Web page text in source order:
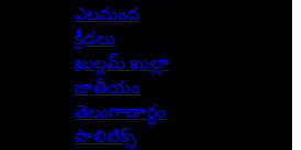
ఎలమంద
క్రీడలు
ఖుల్లమ్ ఖుల్లా
జాతీయం
తెలంగాణార్థం
పాలిటిక్స్